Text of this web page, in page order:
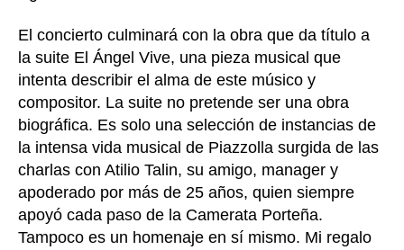
El concierto culminará con la obra que da título a
la suite El Ángel Vive, una pieza musical que
intenta describir el alma de este músico y
compositor. La suite no pretende ser una obra
biográfica. Es solo una selección de instancias de
la intensa vida musical de Piazzolla surgida de las
charlas con Atilio Talin, su amigo, manager y
apoderado por más de 25 años, quien siempre
apoyó cada paso de la Camerata Porteña.
Tampoco es un homenaje en sí mismo. Mi regalo